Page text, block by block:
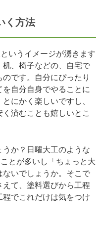
く方法
いうイメージが湧きます
机、椅子などの、自宅で
です。自分にぴったり
自分自身でやることに
にかく楽しいですし、
済むことも嬉しいとこ
か？日曜大工のような
とが多いし「ちょっと大
いでしょうか。そこで
て、塗料選びから工程
でこれだけは気をつけ